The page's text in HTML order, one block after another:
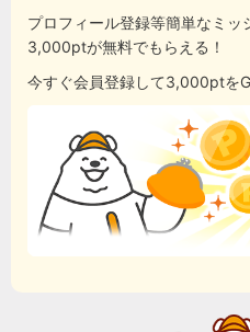
プロフィール登録等簡単なミ
3,000ptが無料でもらえる！
今すぐ会員登録して3,000ptを